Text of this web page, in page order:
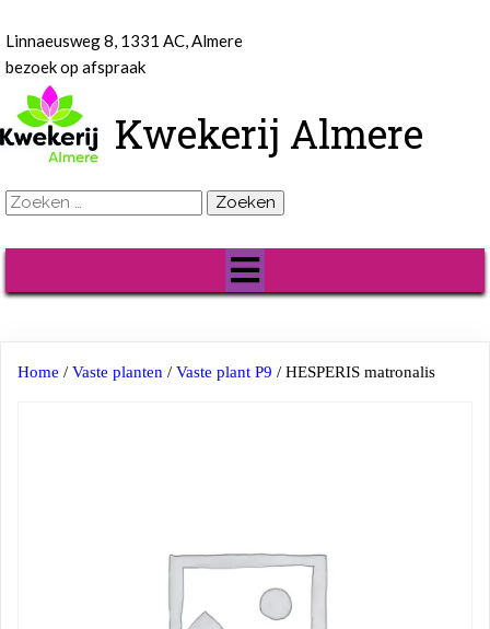
Linnaeusweg 8, 1331 AC, Almere
bezoek op afspraak
Kwekerij Almere
Zoeken
Home / Vaste planten / Vaste plant P9 / HESPERIS matronalis